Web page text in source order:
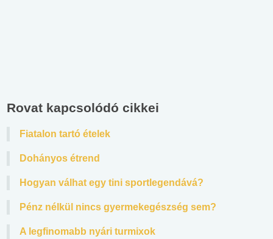
Rovat kapcsolódó cikkei
Fiatalon tartó ételek
Dohányos étrend
Hogyan válhat egy tini sportlegendává?
Pénz nélkül nincs gyermekegészség sem?
A legfinomabb nyári turmixok